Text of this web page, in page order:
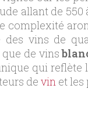
allant de
complexité
vins de
que de vins
qui
de vin et les